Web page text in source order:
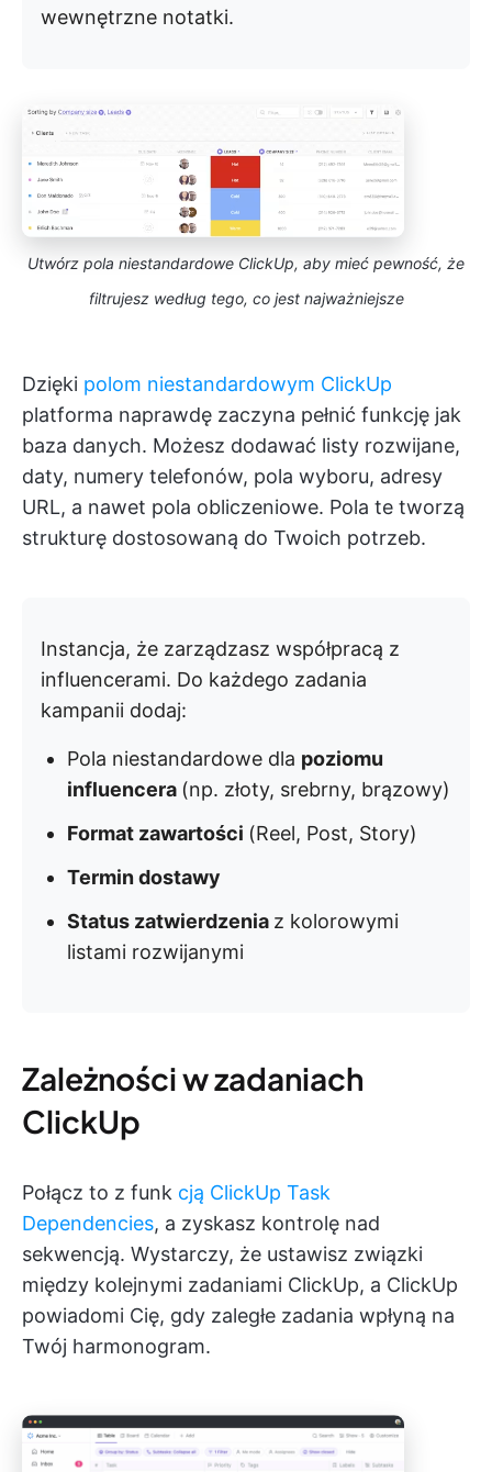
wewnętrzne notatki.
Utwórz pola niestandardowe ClickUp, aby mieć pewność, że
filtrujesz według tego, co jest najważniejsze
Dzięki polom niestandardowym ClickUp
platforma naprawdę zaczyna pełnić funkcję jak
baza danych. Możesz dodawać listy rozwijane,
daty, numery telefonów, pola wyboru, adresy
URL, a nawet pola obliczeniowe. Pola te tworzą
strukturę dostosowaną do Twoich potrzeb.
Instancja, że zarządzasz współpracą z
influencerami. Do każdego zadania
kampanii dodaj:
Pola niestandardowe dla poziomu
influencera (np. złoty, srebrny, brązowy)
Format zawartości (Reel, Post, Story)
Termin dostawy
Status zatwierdzenia z kolorowymi
listami rozwijanymi
Zależności w zadaniach
ClickUp
Połącz to z funk cją ClickUp Task
Dependencies, a zyskasz kontrolę nad
sekwencją. Wystarczy, że ustawisz związki
między kolejnymi zadaniami ClickUp, a ClickUp
powiadomi Cię, gdy zaległe zadania wpłyną na
Twój harmonogram.